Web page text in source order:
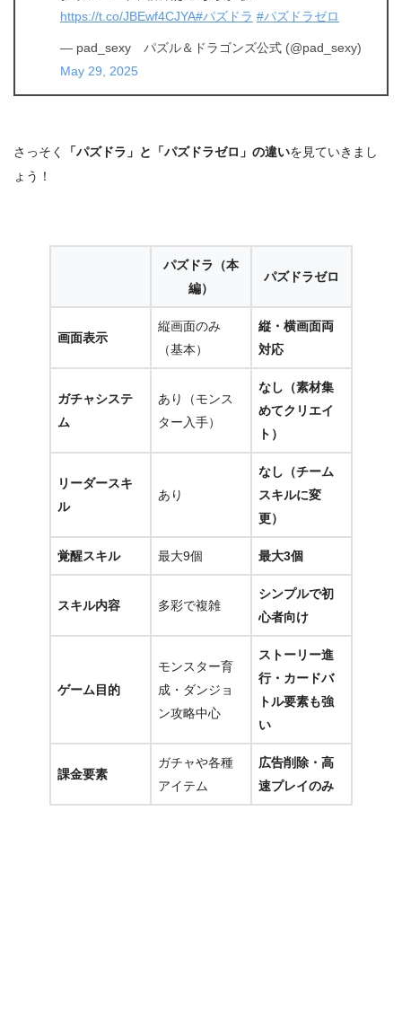
https://t.co/JBEwf4CJYA#パズドラ #パズドラゼロ
— pad_sexy パズル＆ドラゴンズ公式 (@pad_sexy)
May 29, 2025
さっそく 「パズドラ」と「パズドラゼロ」の違いを見ていきまし
ょう！
パズドラ（本
編）
パズドラゼロ
画面表示
縦画面のみ
（基本）
縦・横画面両
対応
ガチャシステ
ム
あり（モンス
ター入手）
なし（素材集
めてクリエイ
ト）
リーダースキ
ル
あり
なし（チーム
スキルに変
更）
覚醒スキル 最大9個 最大3個
スキル内容 多彩で複雑
シンプルで初
心者向け
ゲーム目的
モンスター育
成・ダンジョ
ン攻略中心
ストーリー進
行・カードバ
トル要素も強
い
課金要素
ガチャや各種
アイテム
広告削除・高
速プレイのみ